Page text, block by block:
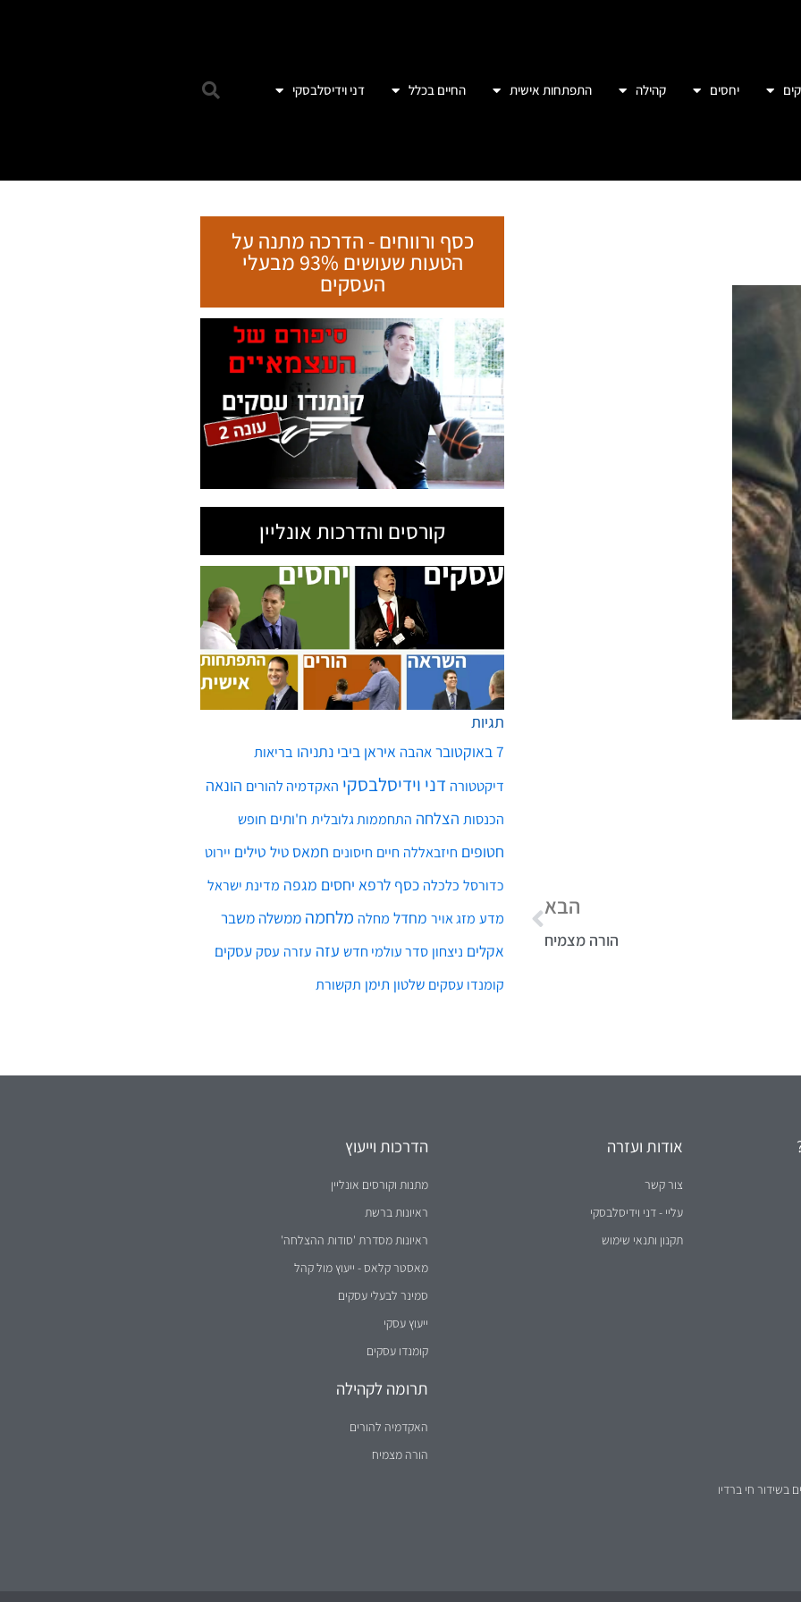
יחסים קהילה התפתחות אישית החיים בכלל דני וידיסלבסקי
הבא
הורה מצמיח
כסף ורווחים - הדרכה מתנה על
הטעות שעושים 93% מבעלי
העסקים
קורסים והדרכות אונליין
תגיות
7 באוקטובר
אהבה איראן ביבי נתניהו בריאות
דיקטטורה דני וידיסלבסקי האקדמיה להורים הונאה
הכנסות הצלחה התחממות גלובלית ח'ותים חופש
חטופים חיזבאללה חיים חיסונים חמאס טיל טילים יירוט
כדורסל כלכלה כסף לרפא יחסים מגפה מדינת ישראל
מדע מזג אויר מחדל מחלה מלחמה ממשלה משבר
אקלים ניצחון סדר עולמי חדש עזה עזרה עסק עסקים
קומנדו עסקים שלטון תימן תקשורת
בשידור חי ברדיו
אודות ועזרה
צור קשר
עליי - דני וידיסלבסקי
תקנון ותנאי שימוש
הדרכות וייעוץ
מתנות וקורסים אונליין
ראיונות ברשת
ראיונות מסדרת 'סודות ההצלחה'
מאסטר קלאס - ייעוץ מול קהל
סמינר לבעלי עסקים
ייעוץ עסקי
קומנדו עסקים
תרומה לקהילה
האקדמיה להורים
הורה מצמיח